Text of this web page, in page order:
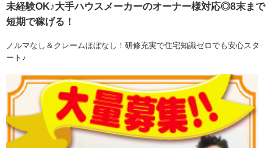
未経験OK♪大手ハウスメーカーのオーナー様対応◎8末まで
短期で稼げる！
ノルマなし＆クレームほぼなし！研修充実で住宅知識ゼロでも安心スタ
ート♪